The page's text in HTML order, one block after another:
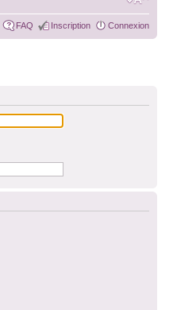
FAQ Inscription Connexion